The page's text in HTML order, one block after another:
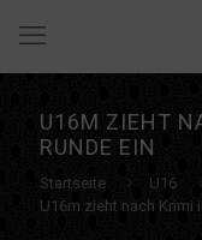
U16M ZIEHT
RUNDE EIN
Startseite
U16
U16m zieht nach Krimi